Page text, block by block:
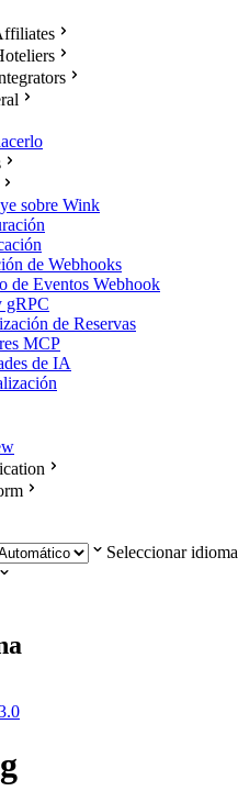
sobre Wink
de Webhooks
de Eventos Webhook
gRPC
de Reservas
MCP
de IA
Seleccionar idioma